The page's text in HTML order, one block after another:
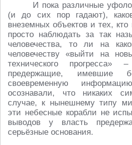
И пока различные
(и до сих пор гадают),
внеземных объектов и тех,
просто наблюдать за так
человечества, то ли на
человечеству «выйти на
технического прогресса»
предержащие, имевшие
своевременную
осознавали, что никаких
случае, к нынешнему типу
эти небесные корабли не
выводов у власть
серьёзные основания.